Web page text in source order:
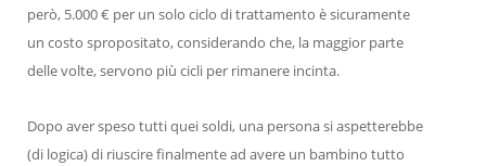
però, 5.000 € per un solo ciclo di trattamento è sicuramente
un costo spropositato, considerando che, la maggior parte
delle volte, servono più cicli per rimanere incinta.
Dopo aver speso tutti quei soldi, una persona si aspetterebbe
(di logica) di riuscire finalmente ad avere un bambino tutto